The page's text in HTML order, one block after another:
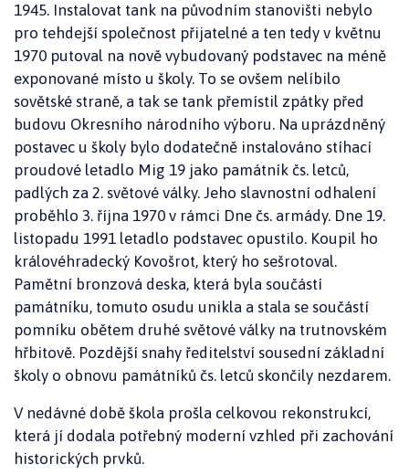
1945. Instalovat tank na původním stanovišti nebylo
pro tehdejší společnost přijatelné a ten tedy v květnu
1970 putoval na nově vybudovaný podstavec na méně
exponované místo u školy. To se ovšem nelíbilo
sovětské straně, a tak se tank přemístil zpátky před
budovu Okresního národního výboru. Na uprázdněný
postavec u školy bylo dodatečně instalováno stíhací
proudové letadlo Mig 19 jako památník čs. letců,
padlých za 2. světové války. Jeho slavnostní odhalení
proběhlo 3. října 1970 v rámci Dne čs. armády. Dne 19.
listopadu 1991 letadlo podstavec opustilo. Koupil ho
královéhradecký Kovošrot, který ho sešrotoval.
Pamětní bronzová deska, která byla součástí
památníku, tomuto osudu unikla a stala se součástí
pomníku obětem druhé světové války na trutnovském
hřbitově. Pozdější snahy ředitelství sousední základní
školy o obnovu památníků čs. letců skončily nezdarem.
V nedávné době škola prošla celkovou rekonstrukcí,
která jí dodala potřebný moderní vzhled při zachování
historických prvků.